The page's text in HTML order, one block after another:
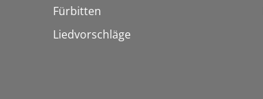
Fürbitten
Liedvorschläge